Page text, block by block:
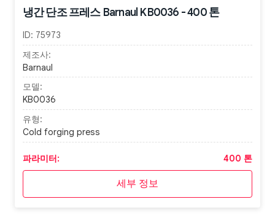
냉간 단조 프레스 Barnaul KB0036 - 400 톤
ID: 75973
제조사:
Barnaul
모델:
KB0036
유형:
Cold forging press
파라미터: 400 톤
세부 정보